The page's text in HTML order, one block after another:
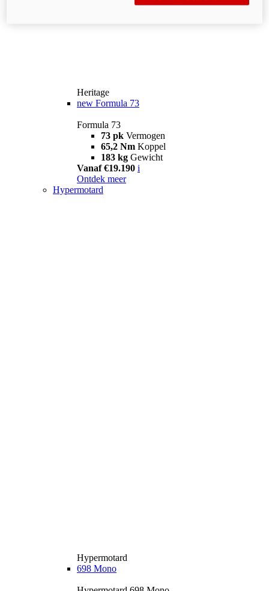
Heritage
new Formula 73
Formula 73
73 pk Vermogen
65,2 Nm Koppel
183 kg Gewicht
Vanaf €19.190 i
Ontdek meer
Hypermotard
Hypermotard
698 Mono